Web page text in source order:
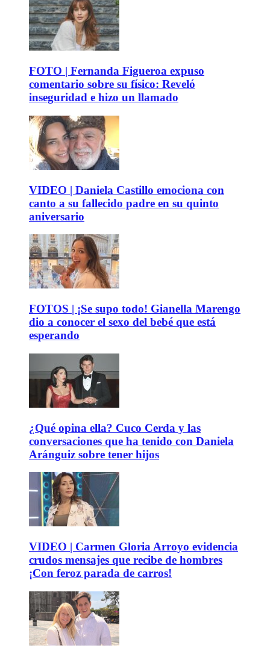
FOTO | Fernanda Figueroa expuso
comentario sobre su físico: Reveló
inseguridad e hizo un llamado
VIDEO | Daniela Castillo emociona con
canto a su fallecido padre en su quinto
aniversario
FOTOS | ¡Se supo todo! Gianella Marengo
dio a conocer el sexo del bebé que está
esperando
¿Qué opina ella? Cuco Cerda y las
conversaciones que ha tenido con Daniela
Aránguiz sobre tener hijos
VIDEO | Carmen Gloria Arroyo evidencia
crudos mensajes que recibe de hombres
¡Con feroz parada de carros!